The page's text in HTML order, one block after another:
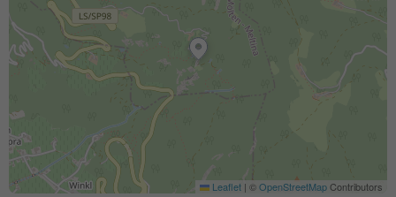
Leaflet | ©OpenStreetMapContributors